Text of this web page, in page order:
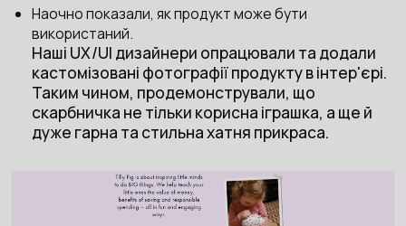
Наочно показали, як продукт може бути
використаний.
Наші UX/UI дизайнери опрацювали та додали
кастомізовані фотографії продукту в інтер'єрі.
Таким чином, продемонстрували, що
скарбничка не тільки корисна іграшка, а ще й
дуже гарна та стильна хатня прикраса.